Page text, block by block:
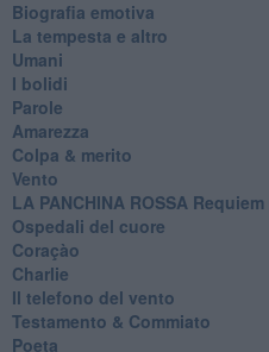
Biografia emotiva
La tempesta e altro
Umani
I bolidi
Parole
Amarezza
Colpa & merito
Vento
​LA PANCHINA ROSSA
Ospedali del cuore
Coraçào
Charlie
Il telefono del vento
Testamento & Commiato
Poeta